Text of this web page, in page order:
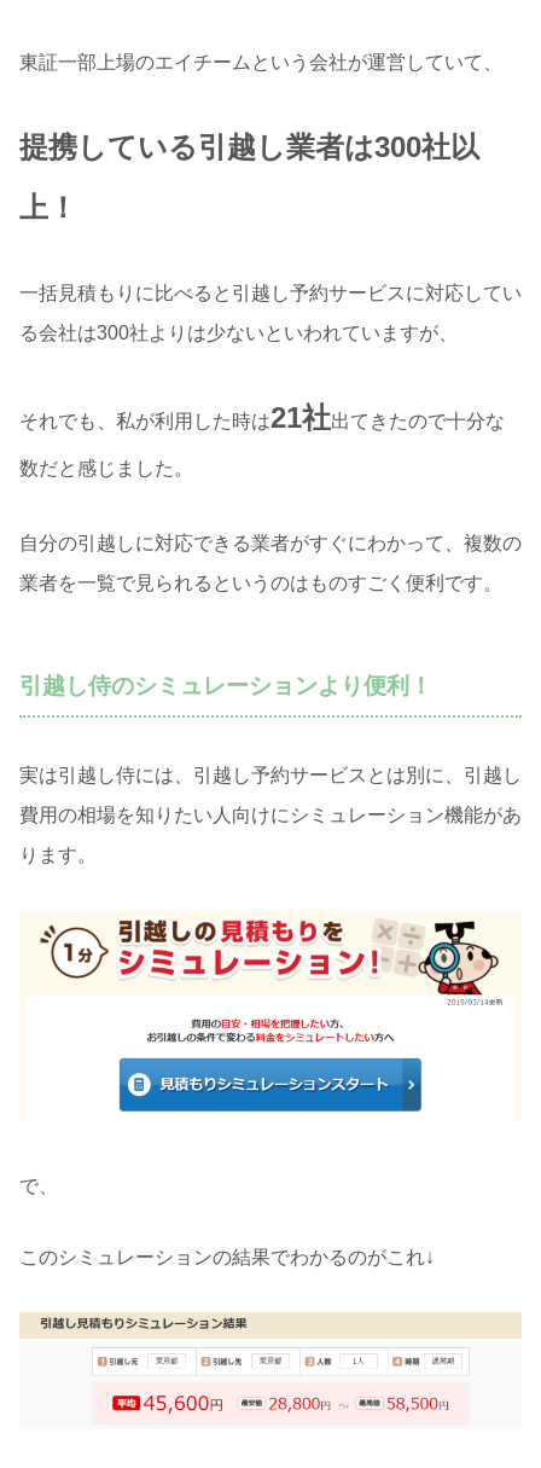
東証一部上場のエイチームという会社が運営していて、
提携している引越し業者は300社以
上！
一括見積もりに比べると引越し予約サービスに対応してい
る会社は300社よりは少ないといわれていますが、
それでも、私が利用した時は21社出てきたので十分な
数だと感じました。
自分の引越しに対応できる業者がすぐにわかって、複数の
業者を一覧で見られるというのはものすごく便利です。
引越し侍のシミュレーションより便利！
実は引越し侍には、引越し予約サービスとは別に、引越し
費用の相場を知りたい人向けにシミュレーション機能があ
ります。
で、
このシミュレーションの結果でわかるのがこれ↓